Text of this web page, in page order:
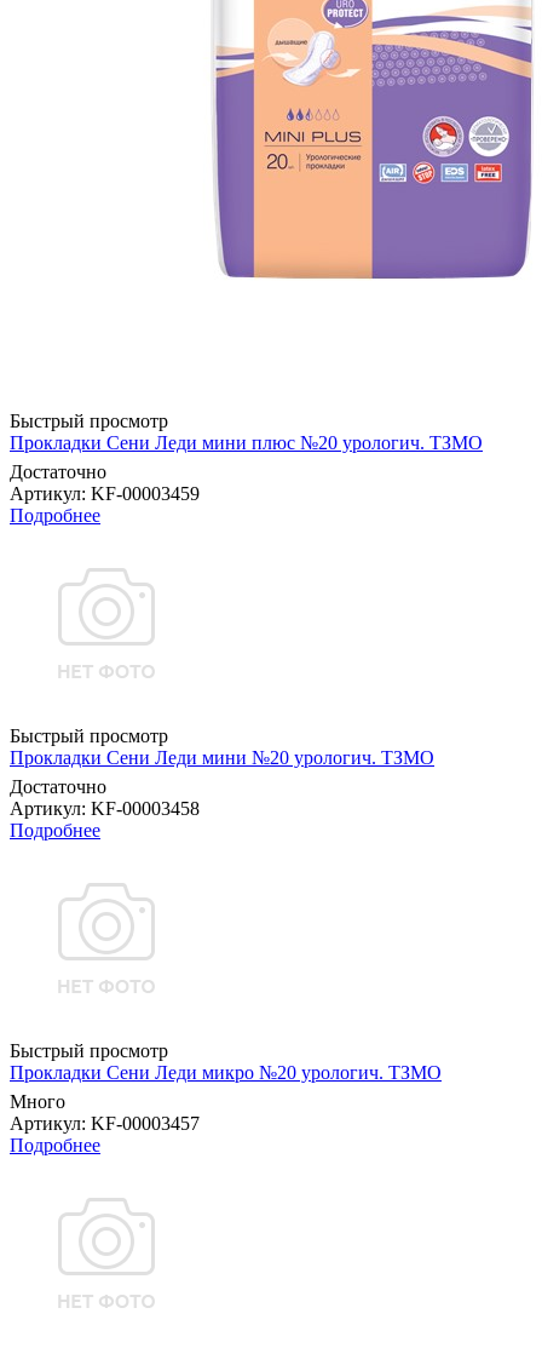
Быстрый просмотр
Прокладки Сени Леди мини плюс №20 урологич. ТЗМО
Достаточно
Артикул: KF-00003459
Подробнее
Быстрый просмотр
Прокладки Сени Леди мини №20 урологич. ТЗМО
Достаточно
Артикул: KF-00003458
Подробнее
Быстрый просмотр
Прокладки Сени Леди микро №20 урологич. ТЗМО
Много
Артикул: KF-00003457
Подробнее